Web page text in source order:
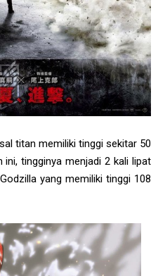
titan memiliki tinggi sekitar 50
tingginya menjadi 2 kali lipat
yang memiliki tinggi 108